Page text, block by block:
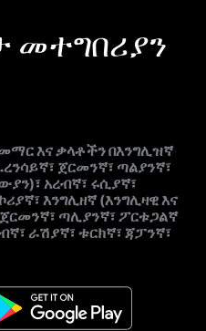
መተግበሪያን
እና ቃላቶችን በእንግሊዝኛ
ጀርመንኛ፣ ጣልያንኛ፣
አረብኛ፣ ሩሲያኛ፣
እንግሊዘኛ (እንግሊዛዊ እና
ጣሊያንኛ፣ ፖርቱጋልኛ
ራሽያኛ፣ ቱርክኛ፣ ጃፓንኛ፣